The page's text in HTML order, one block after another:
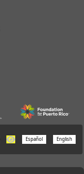
Español English